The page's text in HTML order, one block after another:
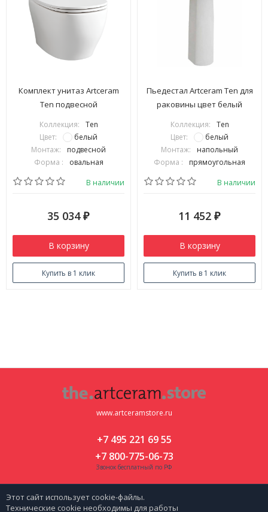
Комплект унитаз Artceram
Ten подвесной
TEV006 01 00 с крепежом и с
сиденьем тонким с
микролифтом TEA005
Коллекция:
Ten
Цвет:
белый
Монтаж:
подвесной
Форма :
овальная
В наличии
35 034 ₽
В корзину
Купить в 1 клик
Пьедестал Artceram Ten для
раковины цвет белый
Коллекция:
Ten
Цвет:
белый
Монтаж:
напольный
Форма :
прямоугольная
В наличии
11 452 ₽
В корзину
Купить в 1 клик
www.artceramstore.ru
+7 495 221 69 55
+7 800-775-06-73
Звонок бесплатный по РФ
zakaz@artceramstore.ru
Этот сайт использует cookie-файлы.
Технические cookie необходимы для работы